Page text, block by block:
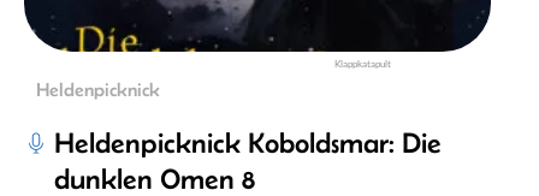
Klappkatapult
Heldenpicknick
Heldenpicknick Koboldsmar: Die
dunklen Omen 8